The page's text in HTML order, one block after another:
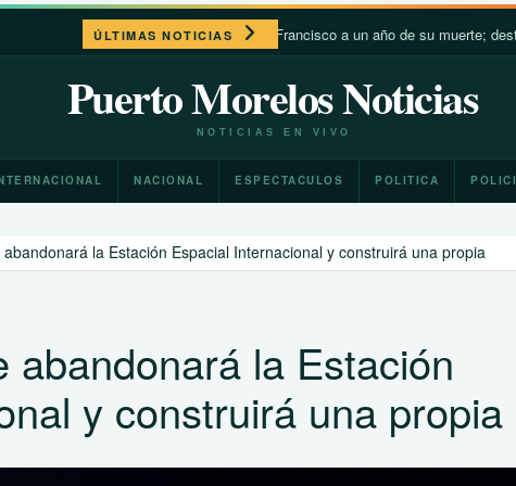
ÚLTIMAS NOTICIAS
León XIV recuerda a Francisco a un año de su muerte; destaca su
Puerto Morelos Noticias
NOTICIAS EN VIVO
NACIONAL ESPECTACULOS POLITICA
la Estación Espacial Internacional y construirá una propia
abandonará la Estación
y construirá una propia